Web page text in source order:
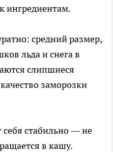
ингредиентам.
средний размер,
льда и снега в
слипшиеся
заморозки
себя стабильно — не
в кашу.